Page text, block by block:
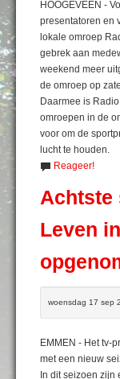
HOOGEVEEN -
presentatoren en
lokale omroep
gebrek aan
weekend meer
de omroep op
Daarmee is
omroepen in de
voor om de
lucht te houden.
Reageer!
Achtste
Leven
woensdag 17 sep
EMMEN - Het tv-
met een nieuw
In dit seizoen zijn